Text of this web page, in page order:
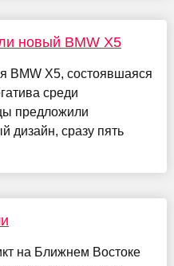
новый BMW X5
BMW X5, состоявшаяся
среди
предложили
дизайн, сразу пять
на Ближнем Востоке